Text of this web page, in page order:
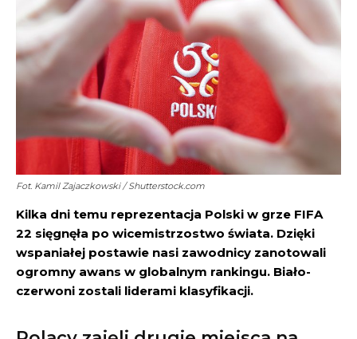
Fot. Kamil Zajaczkowski / Shutterstock.com
Kilka dni temu reprezentacja Polski w grze FIFA
22 sięgnęła po wicemistrzostwo świata. Dzięki
wspaniałej postawie nasi zawodnicy zanotowali
ogromny awans w globalnym rankingu. Biało-
czerwoni zostali liderami klasyfikacji.